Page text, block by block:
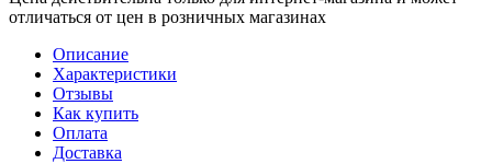
отличаться от цен в розничных магазинах
Описание
Характеристики
Отзывы
Как купить
Оплата
Доставка